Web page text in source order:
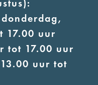
17.00 uur
tot 17.00 uur
uur tot